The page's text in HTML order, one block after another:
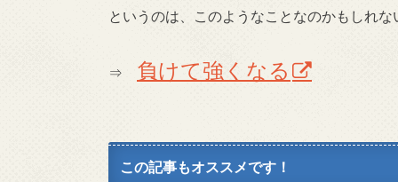
というのは、このようなことなのかもしれな
⇒ 負けて強くなる
この記事もオススメです！